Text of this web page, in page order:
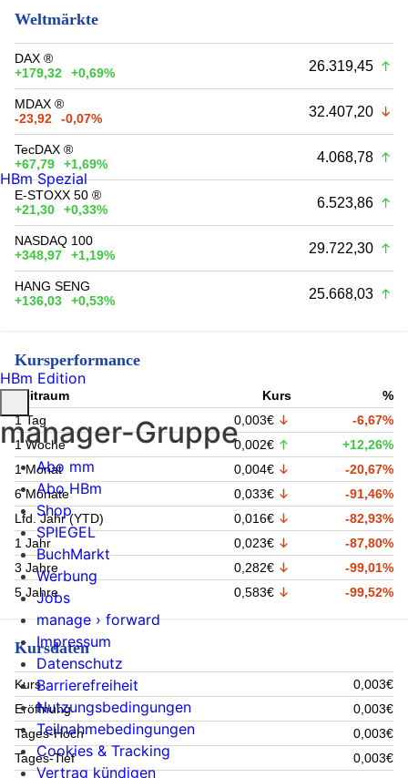
Weltmärkte
DAX ®
+179,32
+0,69% 26.319,45
MDAX ®
-23,92
-0,07% 32.407,20
TecDAX ®
+67,79
+1,69% 4.068,78
E-STOXX 50 ®
+21,30
+0,33% 6.523,86
NASDAQ 100
+348,97
+1,19% 29.722,30
HANG SENG
+136,03
+0,53% 25.668,03
Kursperformance
Zeitraum Kurs
%
1 Tag
0,003€
-6,67%
1 Woche
0,002€
+12,26%
1 Monat
0,004€
-20,67%
6 Monate
0,033€
-91,46%
Lfd. Jahr (YTD)
0,016€
-82,93%
1 Jahr
0,023€
-87,80%
3 Jahre
0,282€
-99,01%
5 Jahre
0,583€ -99,52%
Kursdaten
Kurs
0,003€
Eröffnung
0,003€
Tages-Hoch
0,003€
Tages-Tief
0,003€
HBm Spezial
HBm Edition
manager-Gruppe
Abo mm
Abo HBm
Shop
SPIEGEL
BuchMarkt
Werbung
Jobs
manage › forward
Impressum
Datenschutz
Barrierefreiheit
Nutzungsbedingungen
Teilnahmebedingungen
Cookies & Tracking
Vertrag kündigen